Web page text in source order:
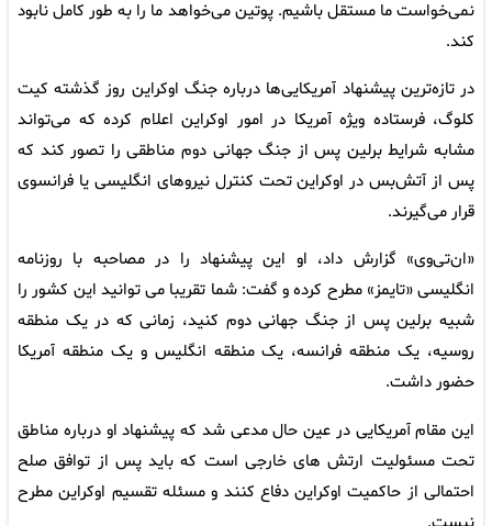
نمی‌خواست ما مستقل باشیم. پوتین می‌خواهد ما را به طور کامل نابود
کند.
در تازه‌ترین پیشنهاد آمریکایی‌ها درباره جنگ اوکراین روز گذشته کیت
کلوگ، فرستاده ویژه آمریکا در امور اوکراین اعلام کرده که می‌تواند
مشابه شرایط برلین پس از جنگ جهانی دوم مناطقی را تصور کند که
پس از آتش‌بس در اوکراین تحت کنترل نیروهای انگلیسی یا فرانسوی
قرار می‌گیرند.
«ان‌تی‌وی» گزارش داد، او این پیشنهاد را در مصاحبه با روزنامه
انگلیسی «تایمز» مطرح کرده و گفت: شما تقریبا می توانید این کشور را
شبیه برلین پس از جنگ جهانی دوم کنید، زمانی که در یک منطقه
روسیه، یک منطقه فرانسه، یک منطقه انگلیس و یک منطقه آمریکا
حضور داشت.
این مقام آمریکایی در عین حال مدعی شد که پیشنهاد او درباره مناطق
تحت مسئولیت ارتش های خارجی است که باید پس از توافق صلح
احتمالی از حاکمیت اوکراین دفاع کنند و مسئله تقسیم اوکراین مطرح